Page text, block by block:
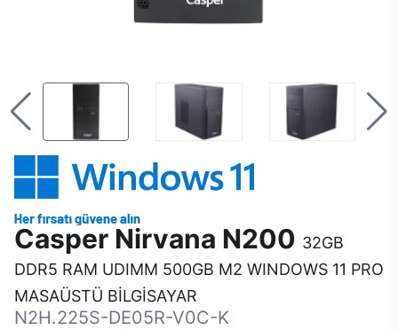
Casper Nirvana N200 32GB
DDR5 RAM UDIMM 500GB M2 WINDOWS 11 PRO
MASAÜSTÜ BİLGİSAYAR
N2H.225S-DE05R-V0C-K